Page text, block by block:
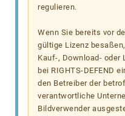
regulieren.
Wenn Sie bereits vor
gültige Lizenz
Kauf-, Download-
bei RIGHTS-DEFEND
den Betreiber der
verantwortliche
Bildverwender